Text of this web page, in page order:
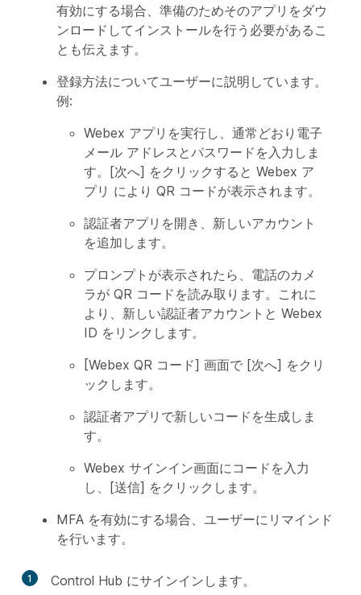
有効にする場合、準備のためそのアプリをダウ
ンロードしてインストールを行う必要があるこ
とも伝えます。
登録方法についてユーザーに説明しています。
例:
Webex アプリを実行し、通常どおり電子
メール アドレスとパスワードを入力しま
す。[次へ] をクリックすると Webex ア
プリ により QR コードが表示されます。
認証者アプリを開き、新しいアカウント
を追加します。
プロンプトが表示されたら、電話のカメ
ラが QR コードを読み取ります。これに
より、新しい認証者アカウントと Webex
ID をリンクします。
[Webex QR コード] 画面で [次へ] をクリ
ックします。
認証者アプリで新しいコードを生成しま
す。
Webex サインイン画面にコードを入力
し、[送信] をクリックします。
MFA を有効にする場合、ユーザーにリマインド
を行います。
1 Control Hub にサインインします。